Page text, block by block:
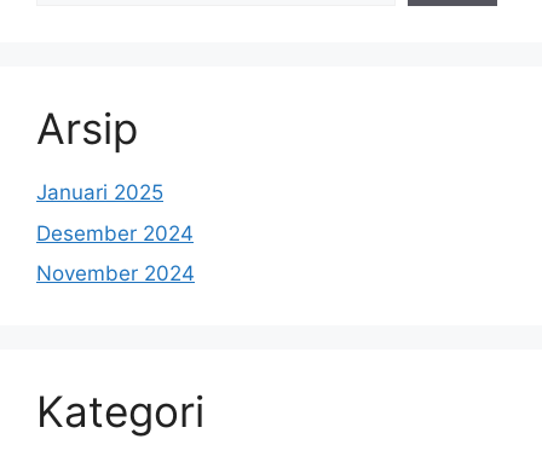
Arsip
Januari 2025
Desember 2024
November 2024
Kategori